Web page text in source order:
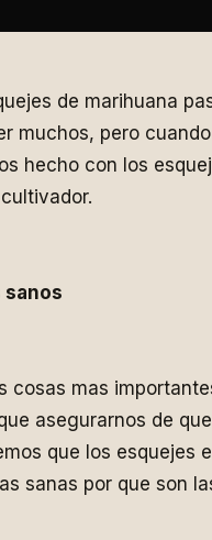
de marihuana
muchos, pero
hecho con los
sanos
cosas mas
asegurarnos de
que los esquejes
sanas por que son